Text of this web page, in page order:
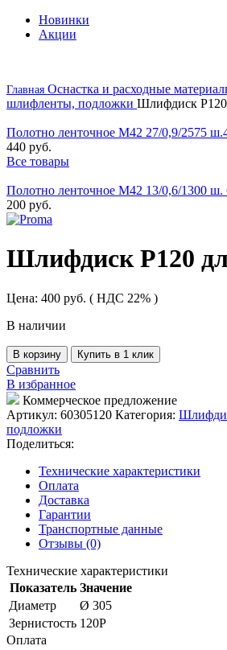
Новинки
Акции
Главная Оснастка и расходные
шлифленты, подложки Шлифдиск
Полотно ленточное М42 27/0,9/2575
440 руб.
Все товары
Полотно ленточное М42 13/0,6/1300
200 руб.
Шлифдиск Р120
Цена: 400 руб. ( НДС 22% )
В наличии
В корзину Купить в 1 клик
Сравнить
В избранное
Коммерческое предложение
Артикул: 60305120 Категория:
подложки
Поделиться:
Технические характеристики
Оплата
Доставка
Гарантии
Транспортные данные
Отзывы (0)
Технические характеристики
Показатель Значение
Диаметр
Ø 305
Зернистость 120P
Оплата